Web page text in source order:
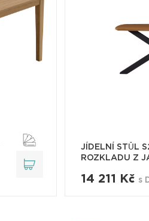
JÍDELNÍ STŮL
ROZKLADU Z
14 211 Kč s